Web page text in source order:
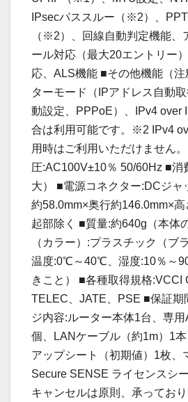
IPsecパススルー（※2）、
（※2）、回線自動判定機能、
ール対応（最大20エントリー
応、ALS機能 ■その他機能（
ターモード（IPアドレス自動
動設定、PPPoE）、IPv4 over
合は利用可能です。※2 IPv4
用時はご利用いただけません
圧:AC100V±10％ 50/60Hz ■消
大） ■電源コネクター:DCジャ
約58.0mm×奥行約146.0mm×
起部除く ■質量:約640g（本体
（カラー）:プラスチック（ブ
温度:0℃～40℃、湿度:10％～
きこと） ■各種取得規格:VCCI
TELEC、JATE、PSE ■保証期
ジ内容:ルーター本体1台、専
個、LANケーブル（約1m）1
アップシート（初期値）1枚、
Secure SENSE ライセンスシ
キャンセルは原則、承ってお